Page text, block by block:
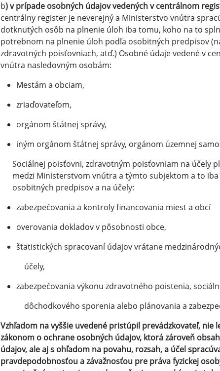
b) v prípade osobných údajov vedených v centrálnom
centrálny register je neverejný a Ministerstvo vnútra
dotknutých osôb na plnenie úloh iba tomu, koho na to
potrebnom na plnenie úloh podľa osobitných predpisov
zdravotných poisťovniach, atď.) Osobné údaje vedené v
vnútra nasledovným osobám:
Mestám a obciam,
zriaďovateľom,
orgánom štátnej správy,
iným orgánom štátnej správy, orgánom územnej
Sociálnej poisťovni, zdravotným poisťovniam na účely
medzi Ministerstvom vnútra a týmto subjektom a to
osobitných predpisov a na účely:
zabezpečovania a kontroly financovania miest a obcí
overovania dokladov v pôsobnosti obce,
štatistických spracovaní údajov vrátane
účely,
zabezpečovania výkonu zdravotného poistenia,
dôchodkového sporenia alebo plánovania a
Vzhľadom na vyššie uvedené pristúpil prevádzkovateľ,
zákonom o ochrane osobných údajov, ktorá zároveň
údajov, ale aj s ohľadom na povahu, rozsah, a účel
pravdepodobnosťou a závažnosťou pre práva fyzickej